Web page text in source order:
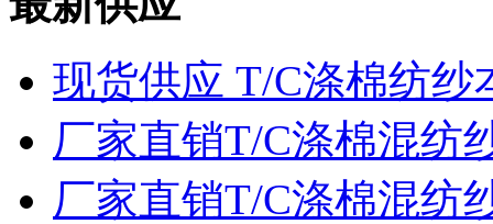
现货供应 T/C涤棉纺纱
厂家直销T/C涤棉混纺
厂家直销T/C涤棉混纺